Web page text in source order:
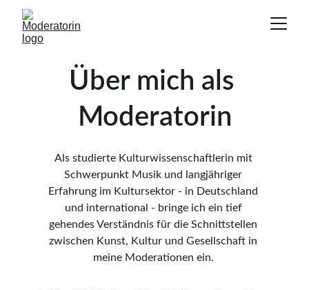
Über mich als
Moderatorin
Als studierte Kulturwissenschaftlerin mit
Schwerpunkt Musik und langjähriger
Erfahrung im Kultursektor - in Deutschland
und international - bringe ich ein tief
gehendes Verständnis für die Schnittstellen
zwischen Kunst, Kultur und Gesellschaft in
meine Moderationen ein.